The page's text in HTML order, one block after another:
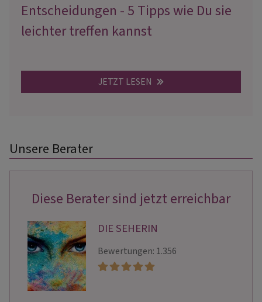
Entscheidungen - 5 Tipps wie Du sie
leichter treffen kannst
JETZT LESEN
Unsere Berater
Diese Berater sind jetzt erreichbar
DIE SEHERIN
Bewertungen: 1.356